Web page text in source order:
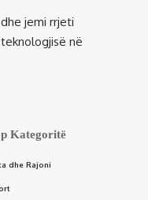
jemi rrjeti
në
Kategoritë
dhe Rajoni